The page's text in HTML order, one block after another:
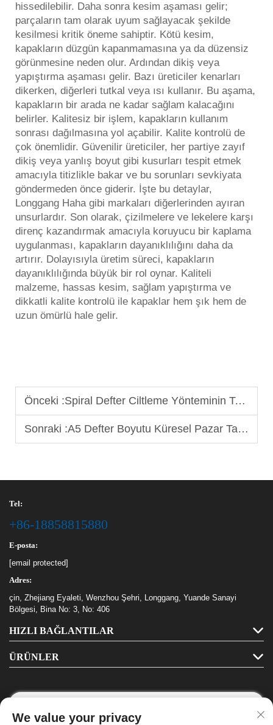
hissedilebilir. Daha sonra kesim aşaması gelir;
parçaların tam olarak uyum sağlayacak şekilde
kesilmesi kritik öneme sahiptir. Kötü kesim,
kapakların düzgün kapanmamasına ya da düzensiz
görünmesine neden olur. Ardından dikiş veya
yapıştırma aşaması gelir. Bazı üreticiler kenarları
dikerken, diğerleri tutkal veya ısı kullanır. Bu aşama,
kapakların bir arada ne kadar sağlam kalacağını
belirler. Kalitesiz bir işlem, kapakların kullanım
sonrası dağılmasına yol açabilir. Kalite kontrolü de
çok önemlidir. Güvenilir üreticiler, her partiye zayıf
dikiş veya yanlış boyut gibi kusurları tespit etmek
amacıyla titizlikle bakar ve bu sorunları sevkiyata
göndermeden önce giderir. İşte bu detaylar,
Longgang Haha gibi markaları diğerlerinden ayıran
unsurlardır. Son olarak, çizilmelere ve lekelere karşı
direnç kazandırmak amacıyla koruyucu bir kaplama
uygulanması, kapakların dayanıklılığını daha da
artırır. Dolayısıyla üretim süreci, kapakların
dayanıklılığında büyük bir rol oynar. Kaliteli
malzeme, hassas kesim, sağlam yapıştırma ve
dikkatli kalite kontrolü ile kapaklar hem şık hem de
uzun ömürlü hale gelir.
Önceki :Spiral Defter Ciltleme Yönteminin Toplu Üretim Verimliliği Üzerindeki Etkisi
Sonraki :A5 Defter Boyutu Küresel Pazar Talebini Nasıl Karşılıyor
Tel:
+86-18858815880
E-posta:
[email protected]
Adres:
çin, Zhejiang Eyaleti, Wenzhou Şehri, Longgang, Yuande Sanayi
Bölgesi, Bina No: 3, No: 406
HIZLI BAĞLANTILAR
ÜRÜNLER
We value your privacy